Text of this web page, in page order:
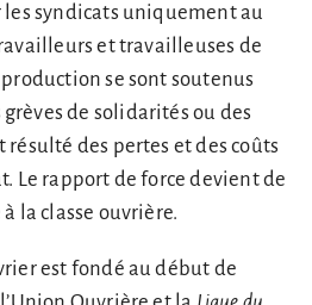
syndicats uniquement au
et travailleuses de
se sont soutenus
de solidarités ou des
des pertes et des coûts
Le rapport de force devient de
la classe ouvrière.
est fondé au début de